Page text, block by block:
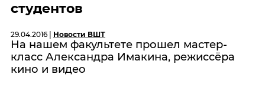
студентов
29.04.2016 | Новости ВШТ
На нашем факультете прошел мастер-
класс Александра Имакина, режиссёра
кино и видео